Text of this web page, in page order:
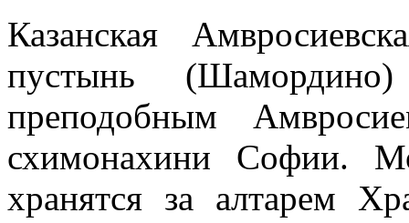
Казанская
пустынь
преподобным
схимонахини Софии.
хранятся за алтарем